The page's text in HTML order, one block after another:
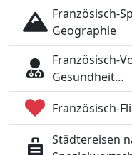
Französisch-
Geographie
Französisch-
Gesundheit…
Französisch-
Städtereisen